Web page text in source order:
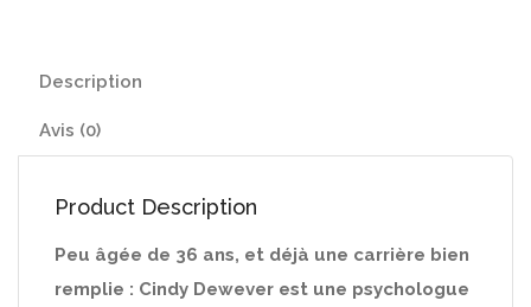
Description
Avis (0)
Product Description
Peu âgée de 36 ans, et déjà une carrière bien
remplie : Cindy Dewever est une psychologue